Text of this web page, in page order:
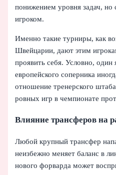
понижением уровня задач,
игроком.
Именно такие турниры, как
Швейцарии, дают этим
проявить себя. Условно, один
европейского соперника
отношение тренерского
ровных игр в чемпионате
Влияние трансферов на
Любой крупный трансфер
неизбежно меняет баланс в
нового форварда может